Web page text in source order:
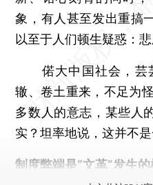
象，有人甚至发出重搞
以至于人们顿生疑惑：
偌大中国社会，芸
辙、卷土重来，不足为
多数人的意志，某些人
实？坦率地说，这并不
制度弊端是“文革”发生